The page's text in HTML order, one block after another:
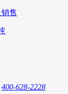
售
400-628-2228